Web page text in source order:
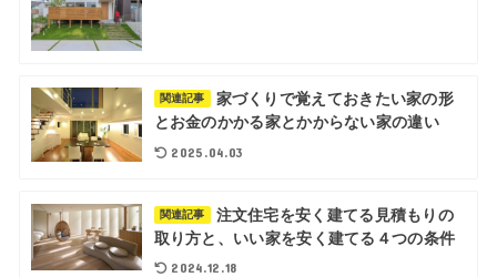
関連記事
家づくりで覚えておきたい家の形
とお金のかかる家とかからない家の違い
2025.04.03
関連記事
注文住宅を安く建てる見積もりの
取り方と、いい家を安く建てる４つの条件
2024.12.18